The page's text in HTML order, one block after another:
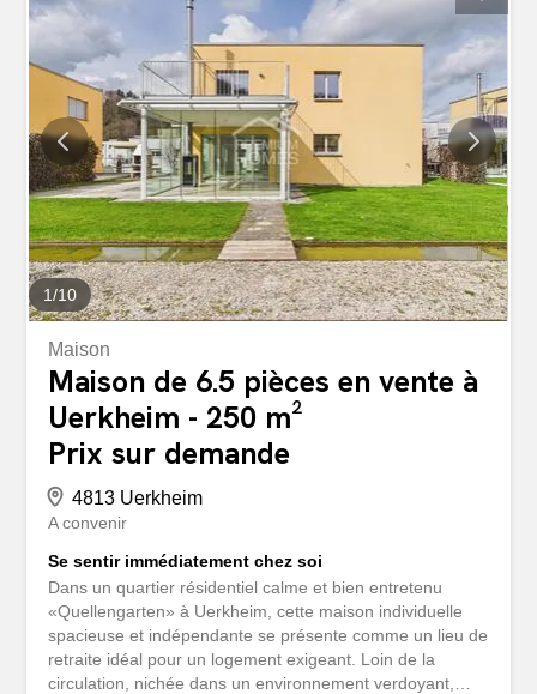
1/10
Maison
Maison de 6.5 pièces en vente à
Uerkheim - 250 m²
Prix sur demande
4813 Uerkheim
A convenir
Se sentir immédiatement chez soi
Dans un quartier résidentiel calme et bien entretenu
«Quellengarten» à Uerkheim, cette maison individuelle
spacieuse et indépendante se présente comme un lieu de
retraite idéal pour un logement exigeant. Loin de la
circulation, nichée dans un environnement verdoyant,